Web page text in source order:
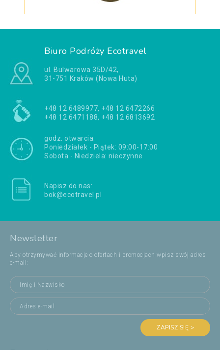
Biuro Podróży Ecotravel
ul. Bulwarowa 35D/42,
31-751 Kraków (Nowa Huta)
+48 12 6489977, +48 12 6472266
+48 12 6471188, +48 12 6813692
godz. otwarcia:
Poniedziałek - Piątek: 09:00-17:00
Sobota - Niedziela: nieczynne
Napisz do nas:
bok@ecotravel.pl
Newsletter
Aby otrzymywać informacje o ofertach i promocjach wpisz swój adres
e-mail:
ZAPISZ SIĘ >